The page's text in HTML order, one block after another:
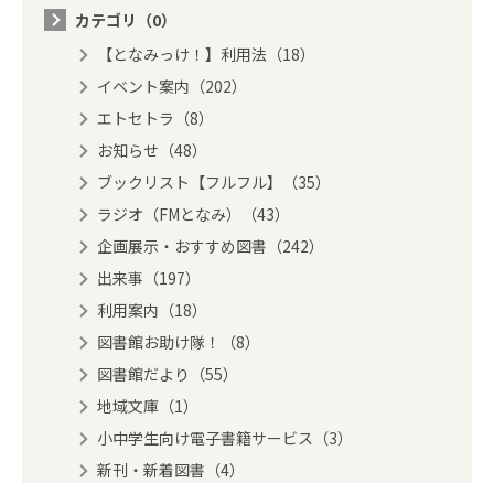
カテゴリ（0）
【となみっけ！】利用法（18）
イベント案内（202）
エトセトラ（8）
お知らせ（48）
ブックリスト【フルフル】（35）
ラジオ（FMとなみ）（43）
企画展示・おすすめ図書（242）
出来事（197）
利用案内（18）
図書館お助け隊！（8）
図書館だより（55）
地域文庫（1）
小中学生向け電子書籍サービス（3）
新刊・新着図書（4）